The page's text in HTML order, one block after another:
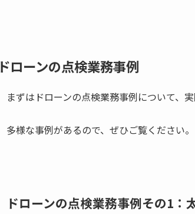
ドローンの点検業務事例
まずはドローンの点検業務事例について、
多様な事例があるので、ぜひご覧ください。
ドローンの点検業務事例その1：